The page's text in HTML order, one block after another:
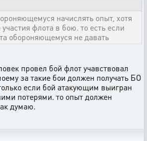
начислять опыт, хотя
флота в бою. то есть если
обороняющемуся не давать
провел бой флот учавствовал
за такие бои должен получать БО
если бой атакующим выигран
потерями. то опыт должен
думаю.